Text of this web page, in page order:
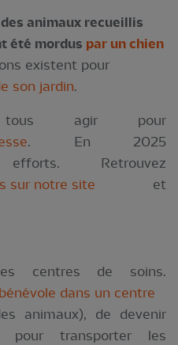
animaux recueillis
été mordus par un chien
existent pour
son jardin.
tous agir pour
. En 2025
Retrouvez
sur notre site et
centres de soins.
dans un centre
animaux), de devenir
pour transporter les